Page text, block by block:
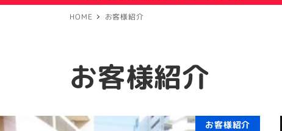
HOME お客様紹介
お客様紹介
お客様紹介